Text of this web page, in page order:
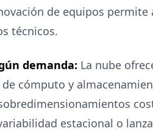
de equipos permite
técnicos.
demanda: La nube
cómputo y
estacional o